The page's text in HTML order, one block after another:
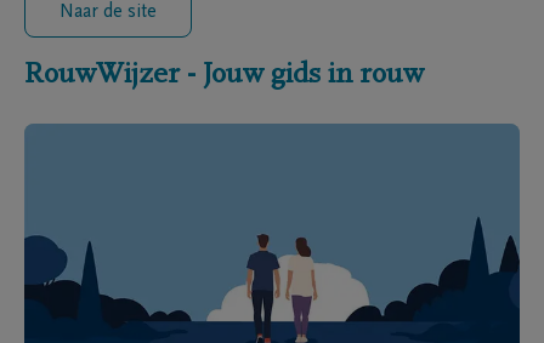
Naar de site
RouwWijzer - Jouw gids in rouw